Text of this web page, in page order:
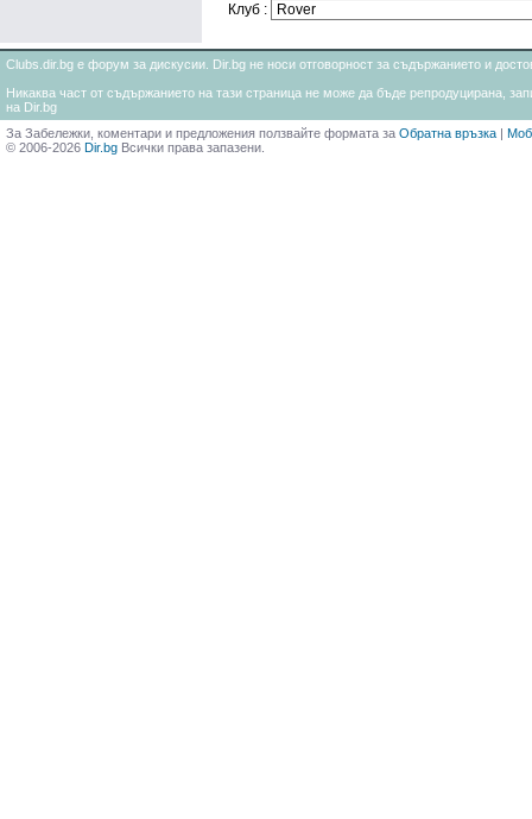
Клуб :
Clubs.dir.bg е форум за дискусии. Dir.bg не носи отговорност за съдържанието и
Никаква част от съдържанието на тази страница не може да бъде репродуцирана,
на Dir.bg
За Забележки, коментари и предложения ползвайте формата за Обратна връзка |
© 2006-2026 Dir.bg Всички права запазени.